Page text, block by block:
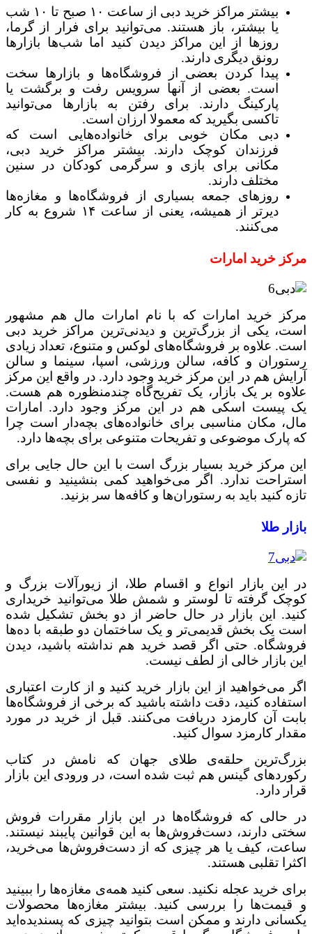
بیشتر مراکز خرید دبی از ساعت ۱۰ صبح تا ۱۰ شب
یا بیشتر، باز هستند. می‌توانید برای فرار از گرما،
روزها از این مراکز دیدن کنید اما شب‌ها بازارها
رونق دیگری دارند.
پیدا کردن بعضی از فروشگاه‌ها و بازارها سخت
است. بعضی از آنها سرویس رفت و برگشت یا
پارکینگ دارند. برای رفتن به بازارها می‌توانید
تاکسی بگیرید که معمولا ارزان است.
دبی مکان خوبی برای خانواده‌هایی است که
فرزندان کوچک دارند. بیشتر مراکز خرید دبی،
مکانی برای بازی و سرگرمی کودکان در سنین
مختلف دارند.
روزهای جمعه بسیاری از فروشگاه‌ها و مغازه‌ها
دیرتر از همیشه، یعنی از ساعت ۱۴ شروع به کار
می‌کنند.
مرکز خرید امارات
مرکز خرید امارات که با نام امارات مال هم مشهور
است، یکی از بزرگ‌ترین و دیدنی‌ترین مراکز خرید دبی
است. علاوه بر فروشگاه‌های لوکس و متنوع، تعداد زیادی
رستوران و کافه، سالن ورزشی، اسپا، سینما و سالن
آرایش هم در این مرکز خرید وجود دارد. در واقع این مرکز
علاوه بر یک بازار، یک تفریح‌گاه چندمنظوره هم هست.
یک پیست اسکی هم در این مرکز وجود دارد. امارات
مال، مکان مناسبی برای خانواده‌های بچه‌دار است چرا
که پارک موضوعی و تفریحات متنوعی برای بچه‌ها دارد.
این مرکز خرید بسیار بزرگ است با این حال جایی برای
استراحت ندارد. اگر می‌خواهید کمی بنشینید و نفسی
تازه کنید باید به رستوران‌ها و کافه‌ها سر بزنید.
بازار طلا
در این بازار انواع و اقسام طلا، از زیورآلات بزرگ و
کوچک گرفته تا لوستر و شمش طلا می‌توانید خریداری
کنید. این بازار در حال حاضر از دو بخش تشکیل شده
است یک بخش قدیمی‌تر و یک ساختمان دو طبقه با ده‌ها
فروشگاه. حتی اگر قصد خرید هم نداشته باشید، دیدن
این بازار خالی از لطف نیست.
اگر می‌خواهید از این بازار خرید کنید و از کارت اعتباری
استفاده کنید، دقت داشته باشید که برخی از فروشگاه‌ها
بابت آن کارمزد دریافت می‌کنند. قبل از خرید در مورد
مقدار کارمزد سوال کنید.
بزرگ‌ترین حلقه‌ی طلای جهان که نامش در کتاب
رکوردهای گینس هم ثبت شده است، در ورودی این بازار
قرار دارد.
در حالی که فروشگاه‌ها در این بازار مقررات فروش
سختی دارند، دست‌فروش‌ها به این قوانین پایبند نیستند.
ساعت، کیف یا هر چیزی که از دست‌فروش‌ها می‌خرید،
اکثرا تقلبی هستند.
برای خرید عجله نکنید. سعی کنید همه‌ی مغازه‌ها را ببینید
و قیمت‌ها را بررسی کنید. بیشتر مغازه‌ها محصولات
یکسانی دارند و ممکن است بتوانید چیزی که پسندیده‌اید